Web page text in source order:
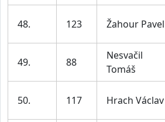
48. 123 Žahour Pavel
49. 88
Nesvačil
Tomáš
50. 117 Hrach Václav